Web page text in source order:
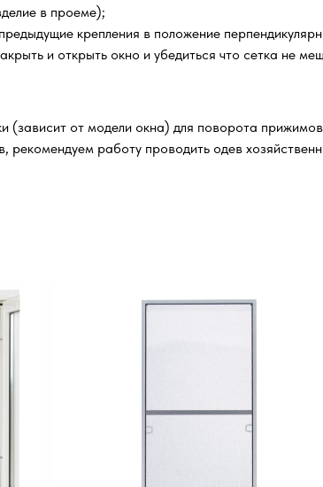
в проеме);
крепления в положение
и открыть окно и убедиться что сетка не
(зависит от модели окна) для поворота
рекомендуем работу проводить одев